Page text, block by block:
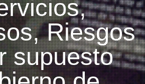
Riesgos
supuesto